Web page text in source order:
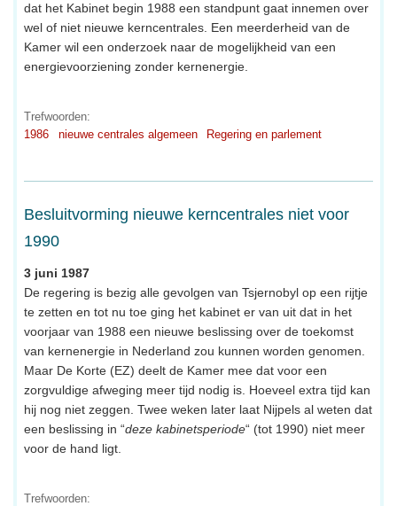
dat het Kabinet begin 1988 een standpunt gaat innemen over
wel of niet nieuwe kerncentrales. Een meerderheid van de
Kamer wil een onderzoek naar de mogelijkheid van een
energievoorziening zonder kernenergie.
Trefwoorden:
1986
nieuwe centrales algemeen Regering en parlement
Besluitvorming nieuwe kerncentrales niet voor
1990
3 juni 1987
De regering is bezig alle gevolgen van Tsjernobyl op een rijtje
te zetten en tot nu toe ging het kabinet er van uit dat in het
voorjaar van 1988 een nieuwe beslissing over de toekomst
van kernenergie in Nederland zou kunnen worden genomen.
Maar De Korte (EZ) deelt de Kamer mee dat voor een
zorgvuldige afweging meer tijd nodig is. Hoeveel extra tijd kan
hij nog niet zeggen. Twee weken later laat Nijpels al weten dat
een beslissing in “deze kabinetsperiode“ (tot 1990) niet meer
voor de hand ligt.
Trefwoorden: